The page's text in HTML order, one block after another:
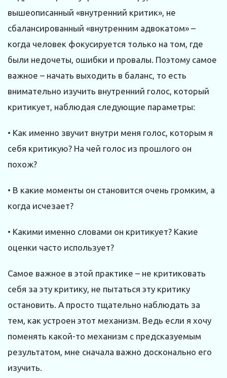
вышеописанный «внутренний критик», не
сбалансированный «внутренним адвокатом» –
когда человек фокусируется только на том, где
были недочеты, ошибки и провалы. Поэтому самое
важное – начать выходить в баланс, то есть
внимательно изучить внутренний голос, который
критикует, наблюдая следующие параметры:
• Как именно звучит внутри меня голос, которым я
себя критикую? На чей голос из прошлого он
похож?
• В какие моменты он становится очень громким, а
когда исчезает?
• Какими именно словами он критикует? Какие
оценки часто использует?
Самое важное в этой практике – не критиковать
себя за эту критику, не пытаться эту критику
остановить. А просто тщательно наблюдать за
тем, как устроен этот механизм. Ведь если я хочу
поменять какой-то механизм с предсказуемым
результатом, мне сначала важно досконально его
изучить.